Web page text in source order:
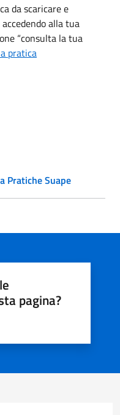
da scaricare e
alla tua
“consulta la tua
pratica
Suape
pagina?